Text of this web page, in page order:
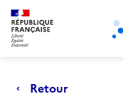
Aller au menu principal
Retour
Retour au début de la
Panneau de gestion